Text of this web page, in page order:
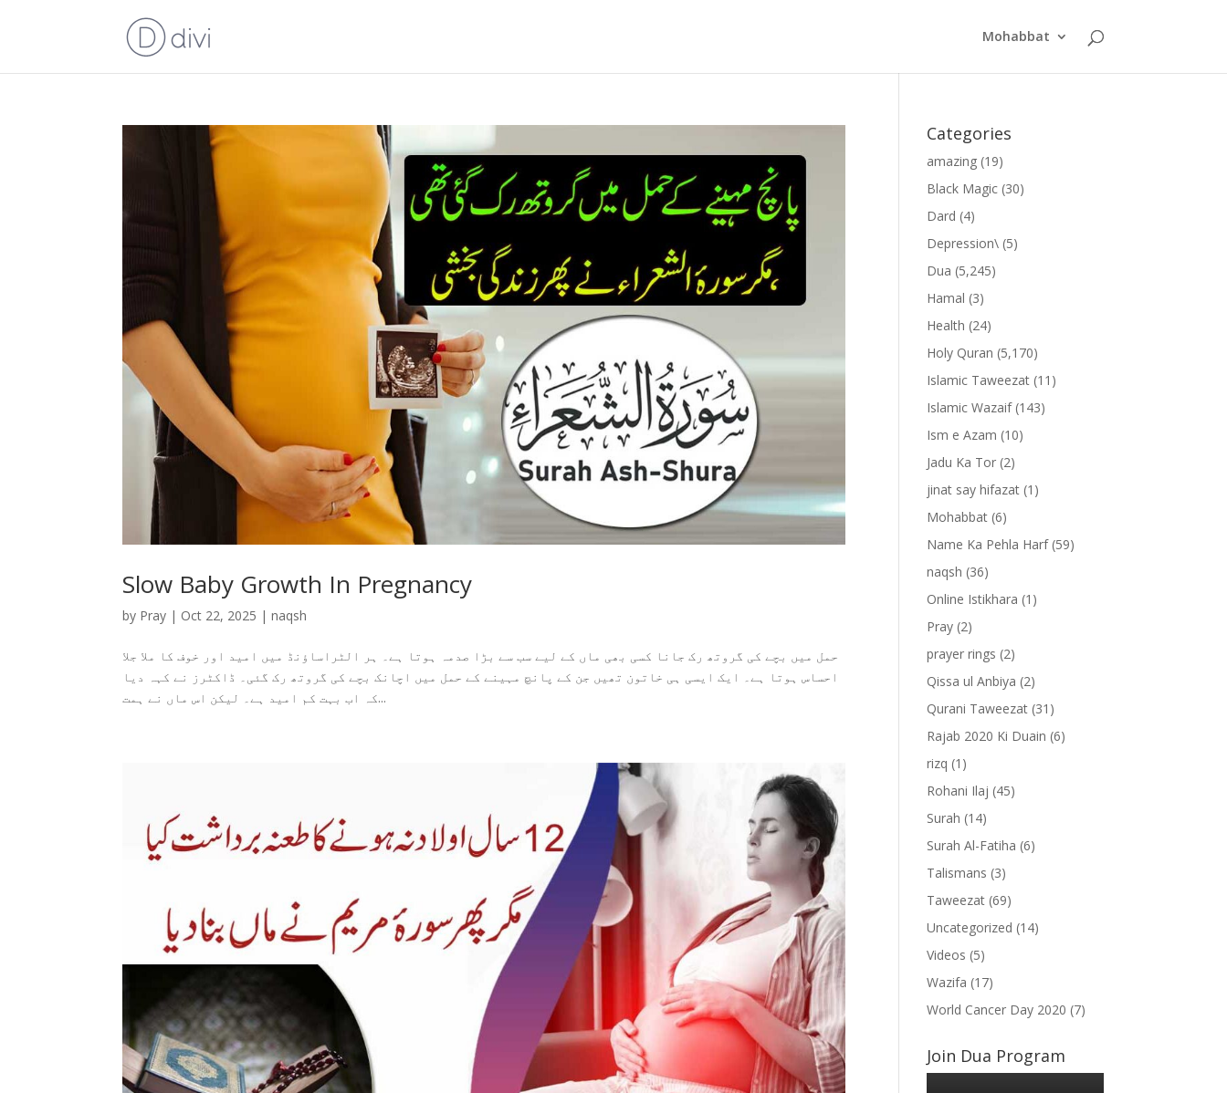
Mohabbat
Slow Baby Growth In Pregnancy
by Pray | Oct 22, 2025 |naqsh
حمل میں بچے کی گروتھ رک جانا کسی بھی ماں کے لیے سب سے بڑا صدمہ ہوتا ہے۔ ہر الٹراساؤنڈ میں امید اور خوف کا ملا جلا
احساس ہوتا ہے۔ ایک ایسی ہی خاتون تھیں جن کے پانچ مہینے کے حمل میں اچانک بچے کی گروتھ رک گئی۔ ڈاکٹرز نے کہہ دیا
کہ اب بہت کم امید ہے۔ لیکن اس ماں نے ہمت...
Categories
amazing (19)
Black Magic (30)
Dard (4)
Depression\ (5)
Dua (5,245)
Hamal (3)
Health (24)
Holy Quran (5,170)
Islamic Taweezat (11)
Islamic Wazaif(143)
Ism e Azam (10)
Jadu Ka Tor (2)
jinat say hifazat (1)
Mohabbat (6)
Name Ka Pehla Harf(59)
naqsh (36)
Online Istikhara (1)
Pray (2)
prayer rings (2)
Qissa ul Anbiya (2)
Qurani Taweezat (31)
Rajab 2020 Ki Duain (6)
rizq (1)
Rohani Ilaj (45)
Surah (14)
Surah Al-Fatiha (6)
Talismans (3)
Taweezat (69)
Uncategorized (14)
Videos (5)
Wazifa (17)
World Cancer Day 2020 (7)
Join Dua Program